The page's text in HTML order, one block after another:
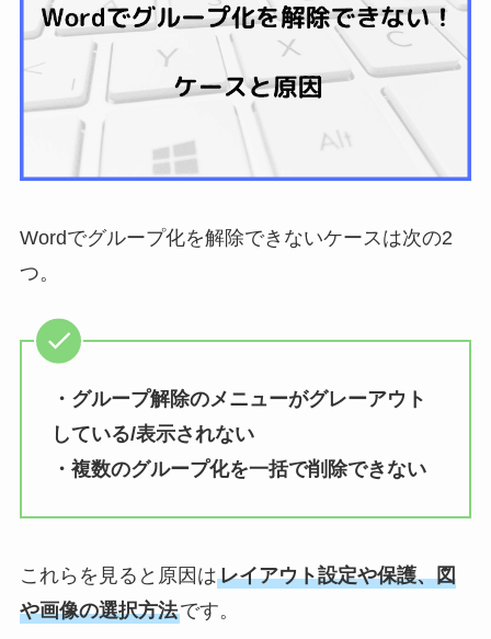
Wordでグループ化を解除できないケースは次の2
つ。
・グループ解除のメニューがグレーアウト
している/表示されない
・複数のグループ化を一括で削除できない
これらを見ると原因はレイアウト設定や保護、図
や画像の選択方法です。